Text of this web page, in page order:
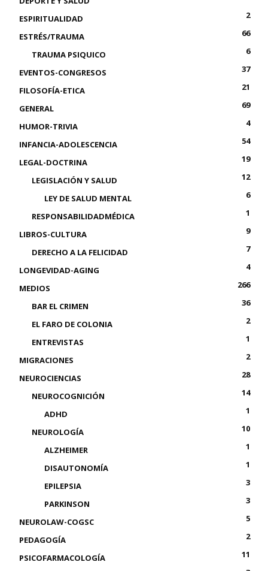
ESPIRITUALIDAD
2
ESTRÉS/TRAUMA
66
TRAUMA PSIQUICO
6
EVENTOS-CONGRESOS
37
FILOSOFÍA-ETICA
21
GENERAL
69
HUMOR-TRIVIA
4
INFANCIA-ADOLESCENCIA
54
LEGAL-DOCTRINA
19
LEGISLACIÓN Y SALUD
12
LEY DE SALUD MENTAL
6
RESPONSABILIDADMÉDICA
1
LIBROS-CULTURA
9
DERECHO A LA FELICIDAD
7
LONGEVIDAD-AGING
4
MEDIOS
266
BAR EL CRIMEN
36
EL FARO DE COLONIA
2
ENTREVISTAS
1
MIGRACIONES
2
NEUROCIENCIAS
28
NEUROCOGNICIÓN
14
ADHD
1
NEUROLOGÍA
10
ALZHEIMER
1
DISAUTONOMÍA
1
EPILEPSIA
3
PARKINSON
3
NEUROLAW-COGSC
5
PEDAGOGÍA
2
PSICOFARMACOLOGÍA
11